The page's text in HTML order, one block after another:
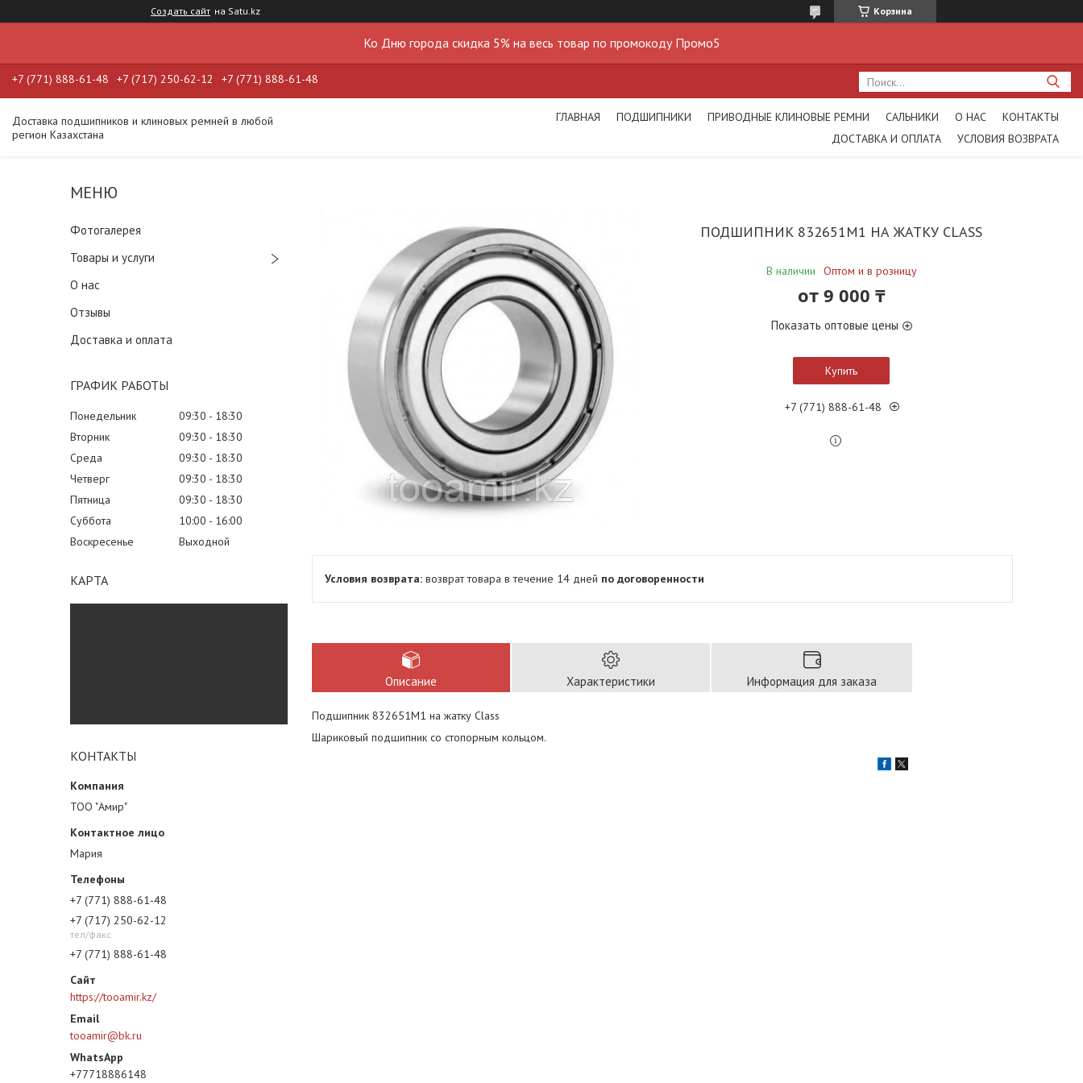
Создать сайт на Satu.kz Корзина
Ко Дню города скидка 5% на весь товар по промокоду Промо5
+7 (771) 888-61-48 +7 (717) 250-62-12 +7 (771) 888-61-48
Доставка подшипников и клиновых ремней в любой
регион Казахстана
ГЛАВНАЯ ПОДШИПНИКИ ПРИВОДНЫЕ КЛИНОВЫЕ РЕМНИ САЛЬНИКИ О НАС
КОНТАКТЫ
ДОСТАВКА И ОПЛАТА
УСЛОВИЯ ВОЗВРАТА
Фотогалерея
Товары и услуги
О нас
Отзывы
Доставка и оплата
ГРАФИК РАБОТЫ
Понедельник 09:30
18:30
Вторник
09:30
18:30
Среда
09:30
18:30
Четверг
09:30
18:30
Пятница
09:30
18:30
Суббота
10:00
16:00
Воскресенье
Выходной
КАРТА
КОНТАКТЫ
ТОО "Амир"
Мария
+7 (771) 888-61-48
+7 (717) 250-62-12
тел/факс
+7 (771) 888-61-48
https://tooamir.kz/
tooamir@bk.ru
+77718886148
ПОДШИПНИК 832651M1 НА ЖАТКУ CLASS
В наличии Оптом и в розницу
от 9 000 ₸
Показать оптовые цены
Купить
+7 (771) 888-61-48
возврат товара в течение 14 дней по договоренности
Описание Характеристики Информация для заказа
Подшипник 832651M1 на жатку Class
Шариковый подшипник со стопорным кольцом.